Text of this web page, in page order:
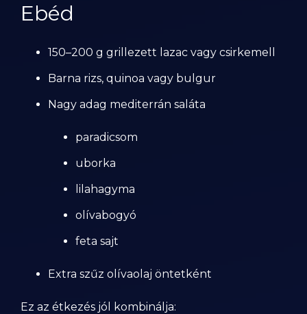
Ebéd
150–200 g grillezett lazac vagy csirkemell
Barna rizs, quinoa vagy bulgur
Nagy adag mediterrán saláta
paradicsom
uborka
lilahagyma
olívabogyó
feta sajt
Extra szűz olívaolaj öntetként
Ez az étkezés jól kombinálja: